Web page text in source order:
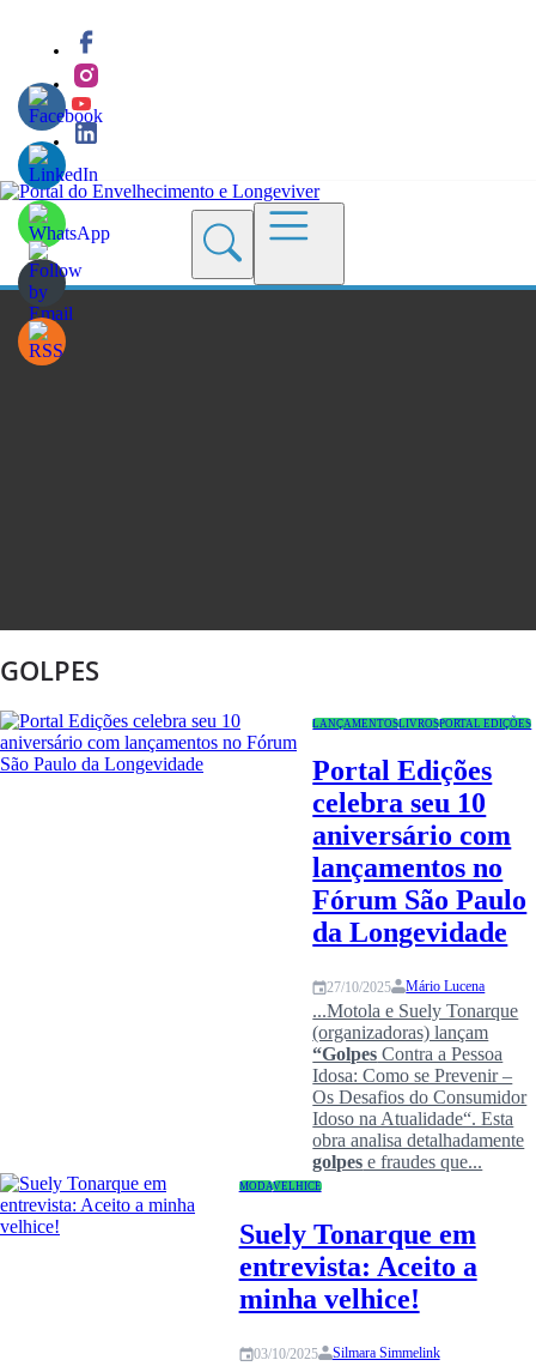
GOLPES
LANÇAMENTOSLIVROSPORTAL EDIÇÕES
Portal Edições
celebra seu 10
aniversário com
lançamentos no
Fórum São Paulo
da Longevidade
27/10/2025 Mário Lucena
...Motola e Suely Tonarque
(organizadoras) lançam
“Golpes Contra a Pessoa
Idosa: Como se Prevenir –
Os Desafios do Consumidor
Idoso na Atualidade“. Esta
obra analisa detalhadamente
golpes e fraudes que...
MODAVELHICE
Suely Tonarque em
entrevista: Aceito a
minha velhice!
03/10/2025 Silmara Simmelink